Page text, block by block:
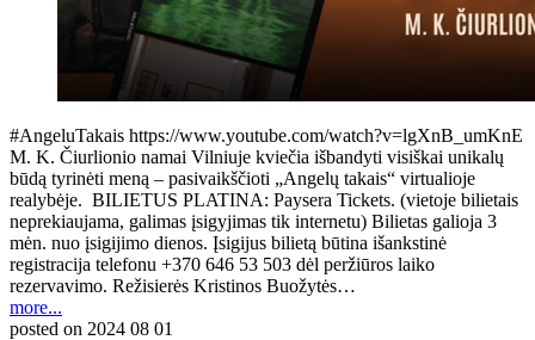
#AngeluTakais https://www.youtube.com/watch?v=lgXnB_umKnE
M. K. Čiurlionio namai Vilniuje kviečia išbandyti visiškai unikalų
būdą tyrinėti meną – pasivaikščioti „Angelų takais“ virtualioje
realybėje. BILIETUS PLATINA: Paysera Tickets. (vietoje bilietais
neprekiaujama, galimas įsigyjimas tik internetu) Bilietas galioja 3
mėn. nuo įsigijimo dienos. Įsigijus bilietą būtina išankstinė
registracija telefonu +370 646 53 503 dėl peržiūros laiko
rezervavimo. Režisierės Kristinos Buožytės…
more...
posted on 2024 08 01